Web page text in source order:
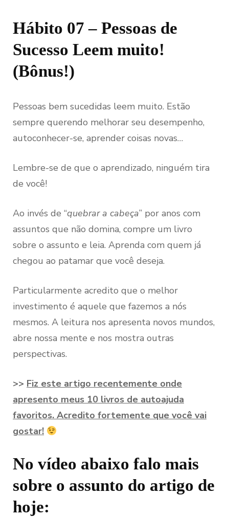
Hábito 07 – Pessoas de
Sucesso Leem muito!
(Bônus!)
Pessoas bem sucedidas leem muito. Estão
sempre querendo melhorar seu desempenho,
autoconhecer-se, aprender coisas novas…
Lembre-se de que o aprendizado, ninguém tira
de você!
Ao invés de “quebrar a cabeça” por anos com
assuntos que não domina, compre um livro
sobre o assunto e leia. Aprenda com quem já
chegou ao patamar que você deseja.
Particularmente acredito que o melhor
investimento é aquele que fazemos a nós
mesmos. A leitura nos apresenta novos mundos,
abre nossa mente e nos mostra outras
perspectivas.
>> Fiz este artigo recentemente onde
apresento meus 10 livros de autoajuda
favoritos. Acredito fortemente que você vai
gostar!
No vídeo abaixo falo mais
sobre o assunto do artigo de
hoje: